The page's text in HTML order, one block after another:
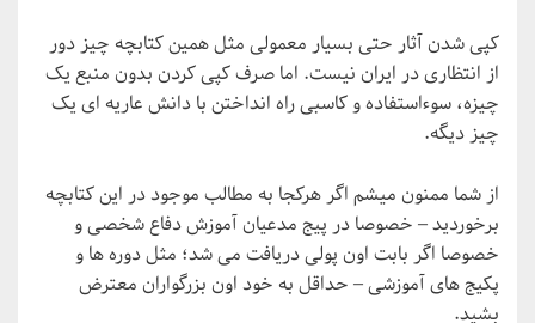
کپی شدن آثار حتی بسیار معمولی مثل همین کتابچه چیز دور
از انتظاری در ایران نیست. اما صرف کپی کردن بدون منبع یک
چیزه، سوءاستفاده و کاسبی راه انداختن با دانش عاریه ­ای یک
چیز دیگه.
از شما ممنون می­شم اگر هرکجا به مطالب موجود در این کتابچه
برخوردید – خصوصا در پیج مدعیان آموزش دفاع شخصی و
خصوصا اگر بابت اون پولی دریافت می­ شد؛ مثل دوره­ ها و
پکیج­ های آموزشی – حداقل به خود اون بزرگواران معترض
بشید.